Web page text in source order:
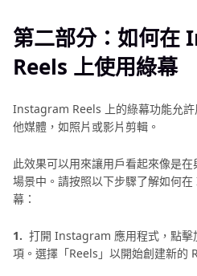
第二部分：如何
Reels 上使用綠幕
Instagram Reels 上的綠幕功能允
他媒體，如照片或影片剪輯。
此效果可以用來讓用戶看起來像是
場景中。請按照以下步驟了解如何
幕：
1. 打開 Instagram 應用程式，點擊
項。選擇「Reels」以開始創建新的